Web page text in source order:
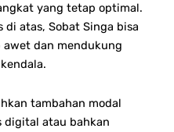
yang tetap optimal.
atas, Sobat Singa bisa
dan mendukung
tambahan modal
digital atau bahkan